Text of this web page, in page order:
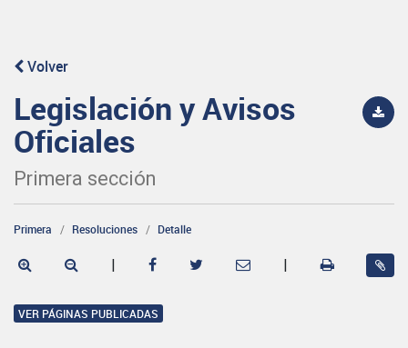
Volver
Legislación y Avisos
Oficiales
Primera sección
Primera Resoluciones Detalle
| |
VER PÁGINAS PUBLICADAS